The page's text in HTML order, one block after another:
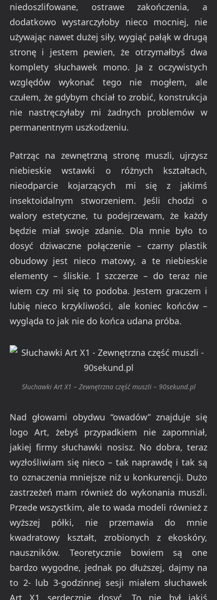
niedoszlifowane, ostrawe zakończenia, a
dodatkowo wystarczyłoby nieco mocniej, nie
używając nawet dużej siły, wygiąć pałąk w drugą
stronę i jestem pewien, że otrzymałbyś dwa
komplety słuchawek mono. Ja z oczywistych
względów wykonać tego nie mogłem, ale
czułem, że gdybym chciał to zrobić, konstrukcja
nie nastręczyłaby mi żadnych problemów w
permanentnym uszkodzeniu.
Patrząc na zewnętrzną stronę muszli, ujrzysz
niebieskie wstawki o różnych kształtach,
nieodparcie kojarzących mi się z jakimś
insektoidalnym stworzeniem. Jeśli chodzi o
walory estetyczne, tu podejrzewam, że każdy
będzie miał swoje zdanie. Dla mnie było to
dosyć dziwaczne połączenie – czarny plastik
obudowy jest nieco matowy, a te niebieskie
elementy – śliskie. I szczerze – do teraz nie
wiem czy mi się to podoba. Jestem graczem i
lubię nieco krzykliwości, ale koniec końców –
wygląda to jak nie do końca udana próba.
Słuchawki Art X1 – Zewnętrzna część muszli – 90sekund.pl
Nad głowami obydwu “owadów” znajduje się
logo Art, żebyś przypadkiem nie zapomniał,
jakiej firmy słuchawki nosisz. No dobra, teraz
wyzłośliwiam się nieco – tak naprawdę i tak są
to oznaczenia mniejsze niż u konkurencji. Dużo
zastrzeżeń mam również do wykonania muszli.
Przede wszystkim, ale to wada modeli również z
wyższej półki, nie przemawia do mnie
kwadratowy kształt, zrobionych z ekoskóry,
nauszników. Teoretycznie bowiem są one
bardzo wygodne, jednak po dłuższej, dajmy na
to 2- lub 3-godzinnej sesji miałem słuchawek